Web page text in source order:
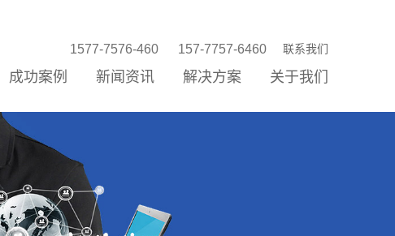
1577-7576-460 157-7757-6460 联系我们
成功案例 新闻资讯 解决方案 关于我们
网站建设
网站优化